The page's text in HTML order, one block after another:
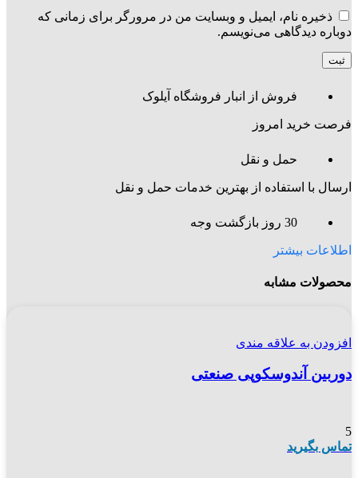
ذخیره نام، ایمیل و وبسایت من در مرورگر برای زمانی که
دوباره دیدگاهی می‌نویسم.
فروش از انبار فروشگاه آیلوک
فرصت خرید امروز
حمل و نقل
ارسال با استفاده از بهترین خدمات حمل و نقل
30 روز بازگشت وجه
اطلاعات بیشتر
محصولات مشابه
افزودن به علاقه مندی
دوربین آندوسکوپی صنعتی
5
تماس بگیرید